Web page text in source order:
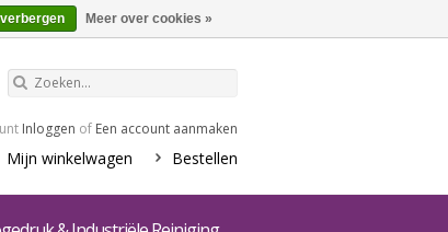
Inloggen of Een account aanmaken
Mijn winkelwagen Bestellen
Meer over cookies »